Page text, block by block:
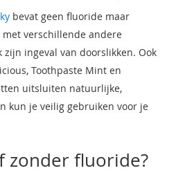
bevat geen fluoride maar
verschillende andere
ingeval van doorslikken. Ook
Toothpaste Mint en
uitsluiten natuurlijke,
kun je veilig gebruiken voor je
zonder fluoride?